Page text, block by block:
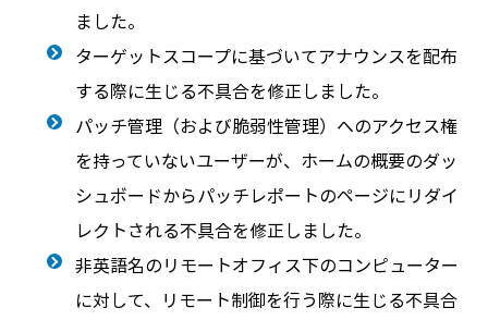
ました。
ターゲットスコープに基づいてアナウンスを配布
する際に生じる不具合を修正しました。
パッチ管理（および脆弱性管理）へのアクセス権
を持っていないユーザーが、ホームの概要のダッ
シュボードからパッチレポートのページにリダイ
レクトされる不具合を修正しました。
非英語名のリモートオフィス下のコンピューター
に対して、リモート制御を行う際に生じる不具合